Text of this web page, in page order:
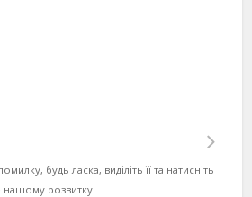
будь ласка, виділіть її та натисніть
розвитку!